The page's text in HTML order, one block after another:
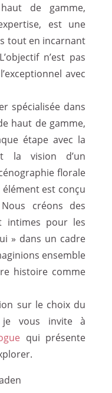
de gamme,
est une
tout en incarnant
n’est pas
avec
spécialisée dans
haut de gamme,
étape avec la
la vision d’un
florale
est conçu
créons des
intimes pour les
» dans un cadre
ensemble
histoire comme
sur le choix du
vous invite à
qui présente